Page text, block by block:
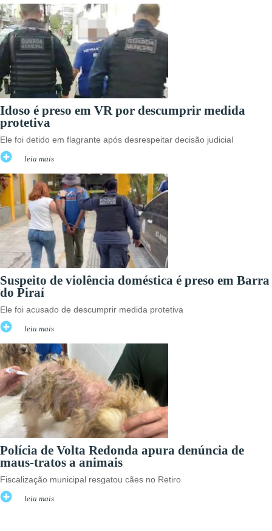
Idoso é preso em VR por descumprir medida
protetiva
Ele foi detido em flagrante após desrespeitar decisão judicial
leia mais
Suspeito de violência doméstica é preso em Barra
do Piraí
Ele foi acusado de descumprir medida protetiva
leia mais
Polícia de Volta Redonda apura denúncia de
maus-tratos a animais
Fiscalização municipal resgatou cães no Retiro
leia mais